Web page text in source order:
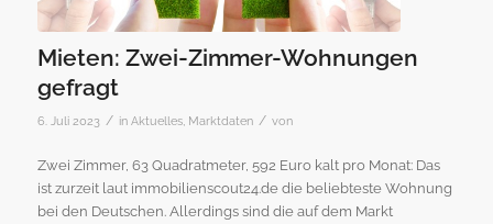
Mieten: Zwei-Zimmer-Wohnungen
gefragt
6. Juli 2023 / in Aktuelles, Marktdaten / von
Zwei Zimmer, 63 Quadratmeter, 592 Euro kalt pro Monat: Das
ist zurzeit laut immobilienscout24.de die beliebteste Wohnung
bei den Deutschen. Allerdings sind die auf dem Markt